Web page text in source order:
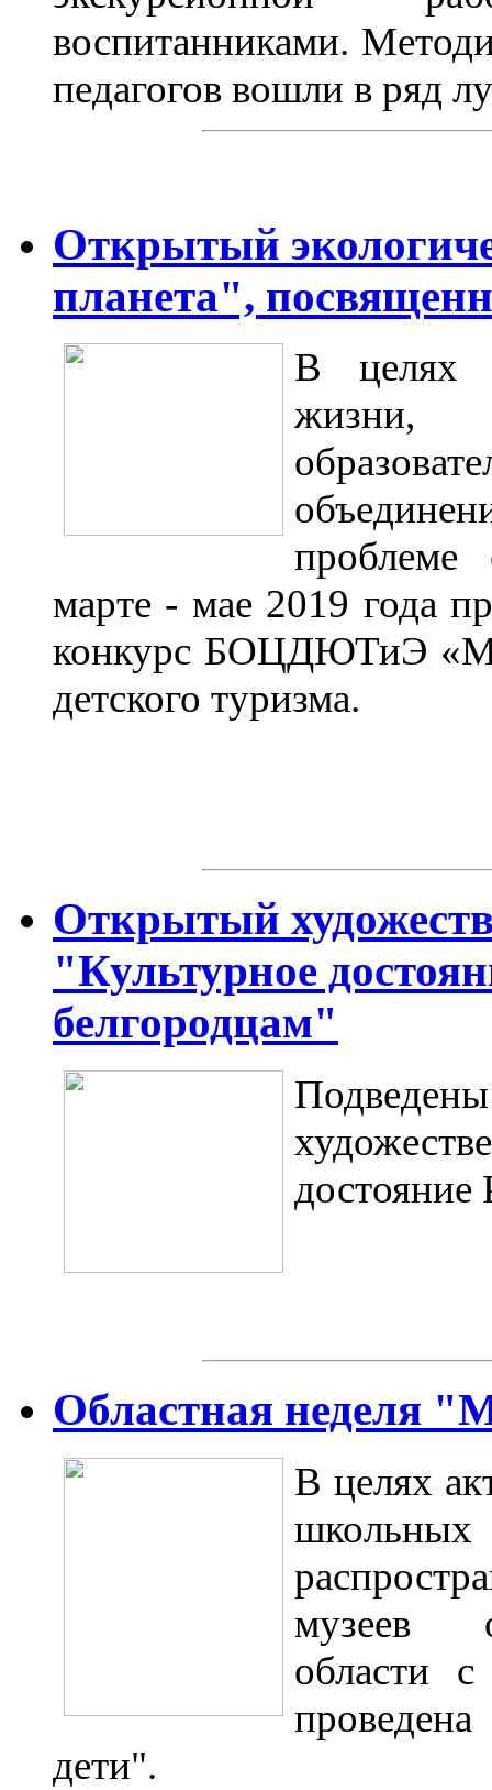
воспитанниками.
педагогов вошли в ряд
Открытый
планета",
В целях
жизни,
марте - мае 2019 года
конкурс БОЦДЮТиЭ
детского туризма.
Открытый
"Культурное
белгородцам"
Областная неделя
В целях
музеев
области
дети".